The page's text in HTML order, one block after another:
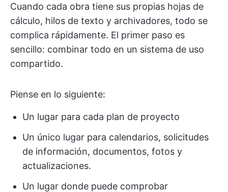
Cuando cada obra tiene sus propias hojas de
cálculo, hilos de texto y archivadores, todo se
complica rápidamente. El primer paso es
sencillo: combinar todo en un sistema de uso
compartido.
Piense en lo siguiente:
Un lugar para cada plan de proyecto
Un único lugar para calendarios, solicitudes
de información, documentos, fotos y
actualizaciones.
Un lugar donde puede comprobar